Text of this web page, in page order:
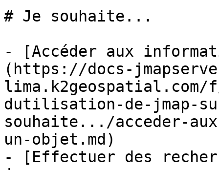
# Je souhaite...
- [Accéder aux
(https://docs-
dutilisation-de-jmap-
souhaite.../acceder-
un-objet.md)
- [Effectuer des